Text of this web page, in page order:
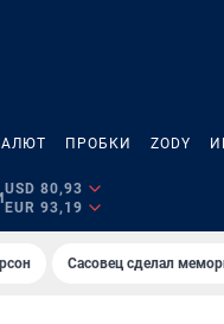
ПРОБКИ ZODY
USD 80,93
EUR 93,19
Сасовец сделал